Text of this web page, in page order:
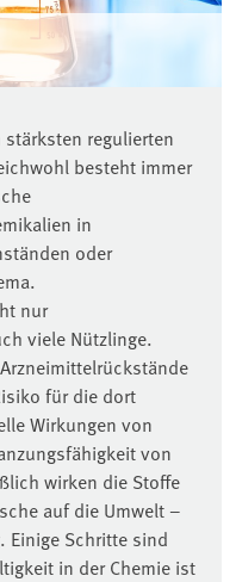
regulierten
besteht immer
in
oder
nur
viele Nützlinge.
für die dort
Wirkungen von
von
wirken die Stoffe
auf die Umwelt –
Einige Schritte sind
in der Chemie ist